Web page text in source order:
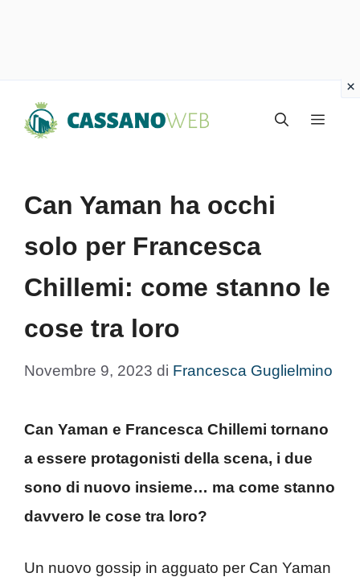
Menu
Can Yaman ha occhi
solo per Francesca
Chillemi: come stanno le
cose tra loro
Novembre 9, 2023 di Francesca Guglielmino
Can Yaman e Francesca Chillemi tornano
a essere protagonisti della scena, i due
sono di nuovo insieme… ma come stanno
davvero le cose tra loro?
Un nuovo gossip in agguato per Can Yaman